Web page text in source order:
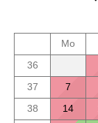
Mo
36
37
7
38
14